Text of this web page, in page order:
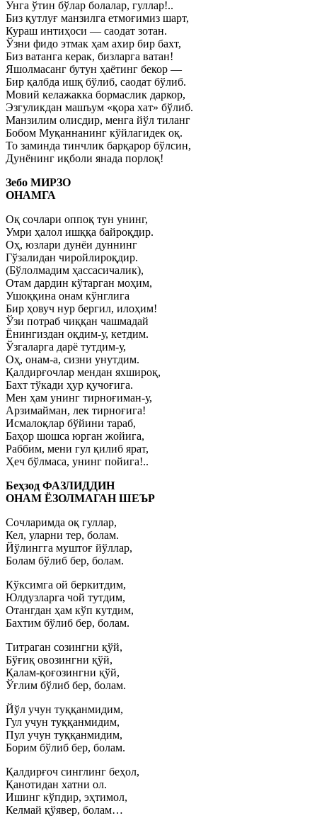
Унга ўтин бўлар болалар, гуллар!..
Биз қутлуғ манзилга етмоғимиз шарт,
Кураш интиҳоси — саодат зотан.
Ўзни фидо этмак ҳам ахир бир бахт,
Биз ватанга керак, бизларга ватан!
Яшолмасанг бутун ҳаётинг бекор —
Бир қалбда ишқ бўлиб, саодат бўлиб.
Мовий келажакка бормаслик даркор,
Эзгуликдан машъум «қора хат» бўлиб.
Манзилим олисдир, менга йўл тиланг
Бобом Муқаннанинг кўйлагидек оқ.
То заминда тинчлик барқарор бўлсин,
Дунёнинг иқболи янада порлоқ!
Зебо МИРЗО
ОНАМГА
Оқ сочлари оппоқ тун унинг,
Умри ҳалол ишққа байроқдир.
Оҳ, юзлари дунёи дуннинг
Гўзалидан чиройлироқдир.
(Бўлолмадим ҳассасичалик),
Отам дардин кўтарган моҳим,
Ушоққина онам кўнглига
Бир ҳовуч нур бергил, илоҳим!
Ўзи потраб чиққан чашмадай
Ёнингиздан оқдим-у, кетдим.
Ўзгаларга дарё тутдим-у,
Оҳ, онам-а, сизни унутдим.
Қалдирғочлар мендан яхшироқ,
Бахт тўкади ҳур қучоғига.
Мен ҳам унинг тирноғиман-у,
Арзимайман, лек тирноғига!
Исмалоқлар бўйини тараб,
Баҳор шошса юрган жойига,
Раббим, мени гул қилиб ярат,
Ҳеч бўлмаса, унинг пойига!..
Беҳзод ФАЗЛИДДИН
ОНАМ ЁЗОЛМАГАН ШЕЪР
Сочларимда оқ гуллар,
Кел, уларни тер, болам.
Йўлингга муштоғ йўллар,
Болам бўлиб бер, болам.
Кўксимга ой беркитдим,
Юлдузларга чой тутдим,
Отангдан ҳам кўп кутдим,
Бахтим бўлиб бер, болам.
Титраган созингни қўй,
Бўғиқ овозингни қўй,
Қалам-қоғозингни қўй,
Ўғлим бўлиб бер, болам.
Йўл учун туққанмидим,
Гул учун туққанмидим,
Пул учун туққанмидим,
Борим бўлиб бер, болам.
Қалдирғоч синглинг беҳол,
Қанотидан хатни ол.
Ишинг кўпдир, эҳтимол,
Келмай қўявер, болам…